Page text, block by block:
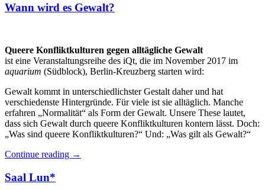
Wann wird es Gewalt?
Queere Konfliktkulturen gegen alltägliche Gewalt
ist eine Veranstaltungsreihe des iQt, die im November 2017 im
aquarium (Südblock), Berlin-Kreuzberg starten wird:
Gewalt kommt in unterschiedlichster Gestalt daher und hat
verschiedenste Hintergründe. Für viele ist sie alltäglich. Manche
erfahren „Normalität“ als Form der Gewalt. Unsere These lautet,
dass sich Gewalt durch queere Konfliktkulturen kontern lässt. Doch:
„Was sind queere Konfliktkulturen?“ Und: „Was gilt als Gewalt?“
Continue reading →
Saal Lun*